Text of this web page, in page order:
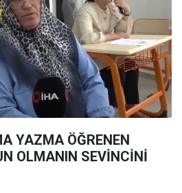
YAZMA ÖĞRENEN
OLMANIN SEVİNCİNİ